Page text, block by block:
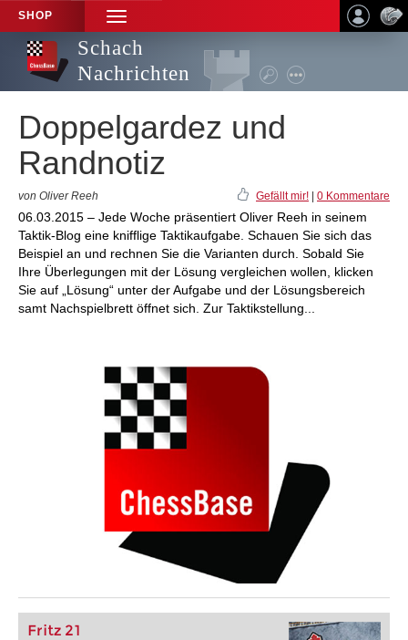
SHOP
TOGGLE
NAVIGATION
Schach
Nachrichten
Doppelgardez und
Randnotiz
von Oliver Reeh Gefällt mir! 0 Kommentare
06.03.2015 – Jede Woche präsentiert Oliver Reeh in seinem
Taktik-Blog eine knifflige Taktikaufgabe. Schauen Sie sich das
Beispiel an und rechnen Sie die Varianten durch. Sobald Sie
Ihre Überlegungen mit der Lösung vergleichen wollen, klicken
Sie auf „Lösung“ unter der Aufgabe und der Lösungsbereich
samt Nachspielbrett öffnet sich. Zur Taktikstellung...
Fritz 21